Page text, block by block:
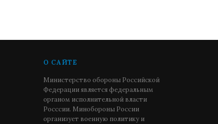
О САЙТЕ
Министерство обороны Российской
Федерации является федеральным
органом исполнительной власти
Росссии. Минобороны России
организует военную политику и